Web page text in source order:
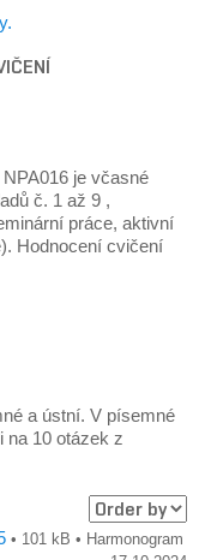
je včasné
č. 1 až 9 ,
práce, aktivní
Hodnocení cvičení
a ústní. V písemné
na 10 otázek z
• 101 kB • Harmonogram